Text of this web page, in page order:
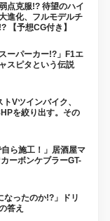
点克服!? 待望のハイ
進化、フルモデルチ
【予想CG付き】
ーパーカー!?」F1エ
スピタという伝説
Vツインバイク、
を絞り出す。その
ら施工！」居酒屋マ
ーボンケブラーGT-
なったのか!?」ドリ
答え